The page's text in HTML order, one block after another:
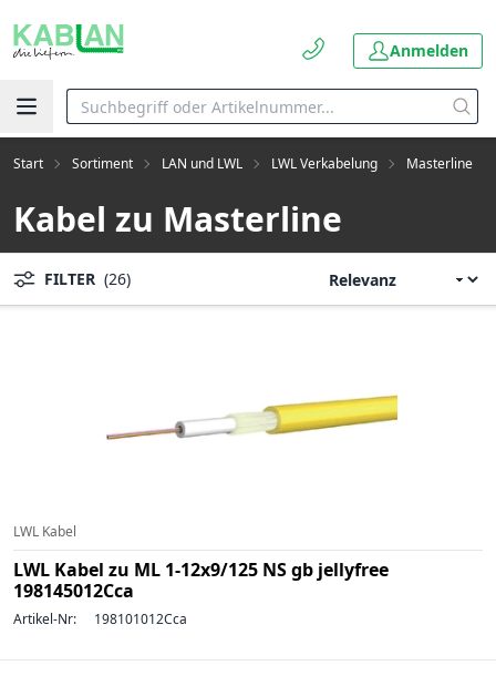
Anmelden
Start Sortiment LAN und LWL LWL Verkabelung Masterline
Kabel zu Masterline
FILTER (26)
LWL Kabel
LWL Kabel zu ML 1-12x9/125 NS gb jellyfree
198145012Cca
Artikel-Nr: 198101012Cca